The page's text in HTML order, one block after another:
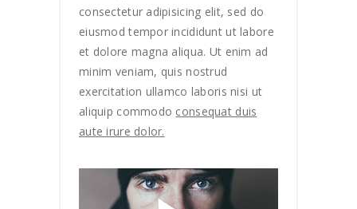
consectetur adipisicing elit, sed do
eiusmod tempor incididunt ut labore
et dolore magna aliqua. Ut enim ad
minim veniam, quis nostrud
exercitation ullamco laboris nisi ut
aliquip commodo consequat duis
aute irure dolor.